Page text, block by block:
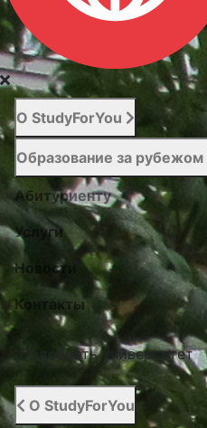
О StudyForYou
Образование за рубежом
Абитуриенту
Услуги
Новости
Контакты
Подобрать университет
О StudyForYou